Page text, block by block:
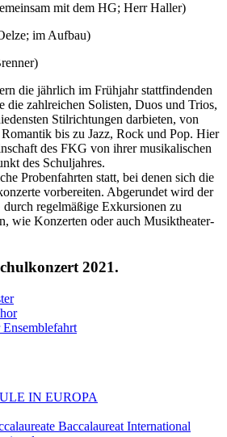
mit dem HG; Herr Haller)
im Aufbau)
die jährlich im Frühjahr stattfindenden
die zahlreichen Solisten, Duos und Trios,
Stilrichtungen darbieten, von
bis zu Jazz, Rock und Pop. Hier
des FKG von ihrer musikalischen
des Schuljahres.
Probenfahrten statt, bei denen sich die
vorbereiten. Abgerundet wird der
regelmäßige Exkursionen zu
wie Konzerten oder auch Musiktheater-
2021.